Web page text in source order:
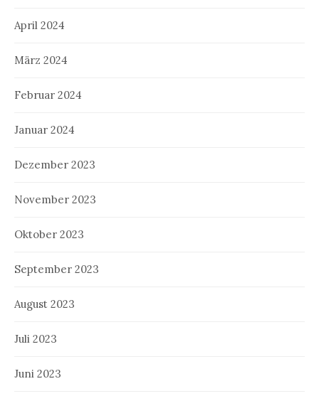
April 2024
März 2024
Februar 2024
Januar 2024
Dezember 2023
November 2023
Oktober 2023
September 2023
August 2023
Juli 2023
Juni 2023